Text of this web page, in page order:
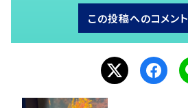
この投稿へのコメン